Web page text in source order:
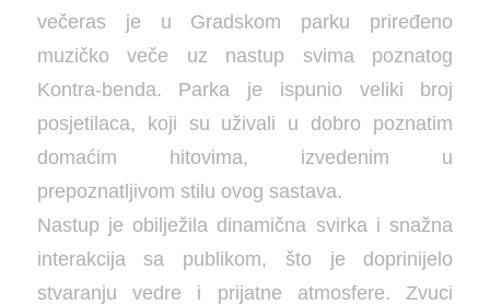
večeras je u Gradskom parku priređeno
muzičko veče uz nastup svima poznatog
Kontra-benda. Parka je ispunio veliki broj
posjetilaca, koji su uživali u dobro poznatim
domaćim hitovima, izvedenim u
prepoznatljivom stilu ovog sastava.
Nastup je obilježila dinamična svirka i snažna
interakcija sa publikom, što je doprinijelo
stvaranju vedre i prijatne atmosfere. Zvuci